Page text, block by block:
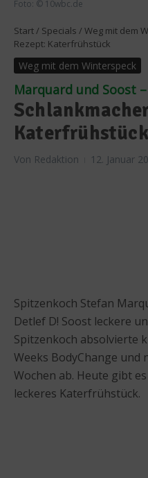
Foto: © 10wbc.de
Start / Specials / Weg mit dem
Rezept: Katerfrühstück
Weg mit dem Winterspeck
Marquard und Soost
Katerfrühstück
Von Redaktion 12. Januar
Spitzenkoch Stefan
Detlef D! Soost leckere
Spitzenkoch absolvierte
Weeks BodyChange und
Wochen ab. Heute gibt
leckeres Katerfrühstück.